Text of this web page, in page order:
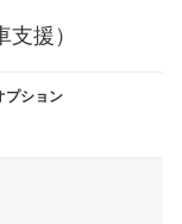
援）
プション